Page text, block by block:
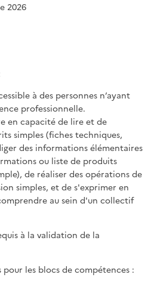
2026
à des personnes n’ayant
professionnelle.
en capacité de lire et de
simples (fiches techniques,
des informations élémentaires
ou liste de produits
de réaliser des opérations de
simples, et de s'exprimer en
au sein d'un collectif
à la validation de la
pour les blocs de compétences :